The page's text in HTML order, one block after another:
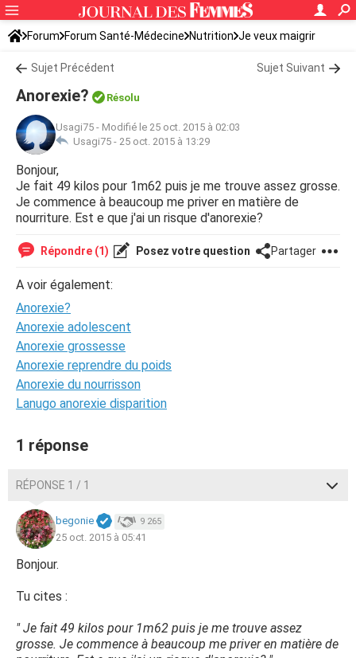
Forum Forum Santé-Médecine Nutrition Je veux maigrir
Sujet Précédent Sujet Suivant
Anorexie? Résolu
Usagi75 - Modifié le 25 oct. 2015 à 02:03
Usagi75 - 25 oct. 2015 à 13:29
Bonjour,
Je fait 49 kilos pour 1m62 puis je me trouve assez grosse.
Je commence à beaucoup me priver en matière de
nourriture. Est e que j'ai un risque d'anorexie?
Répondre (1) Posez votre question Partager
A voir également:
Anorexie?
Anorexie adolescent
Anorexie grossesse
Anorexie reprendre du poids
Anorexie du nourrisson
Lanugo anorexie disparition
1 réponse
RÉPONSE 1 / 1
begonie 9 265
25 oct. 2015 à 05:41
Bonjour.
Tu cites :
" Je fait 49 kilos pour 1m62 puis je me trouve assez
grosse. Je commence à beaucoup me priver en matière de